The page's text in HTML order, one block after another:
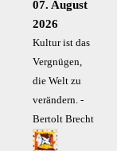
07. August
2026
Kultur ist das
Vergnügen,
die Welt zu
verändern. -
Bertolt Brecht